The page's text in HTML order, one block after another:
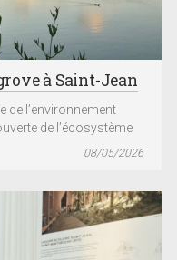
à Saint-Jean
de l’environnement
de l’écosystème
08/05/2026